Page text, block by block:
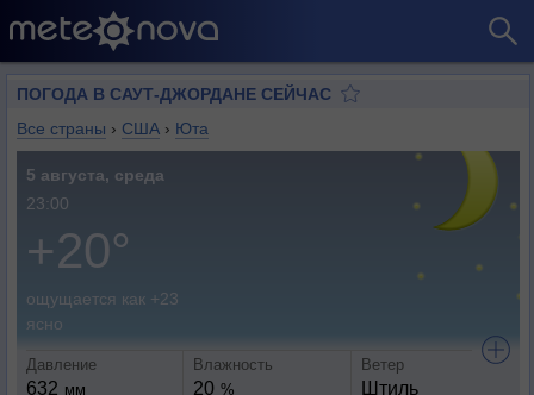
ПОГОДА В САУТ-ДЖОРДАНЕ СЕЙЧАС
Все страны › США › Юта
5 августа, среда
23:00
+20°
ощущается как +23
ясно
Давление
632 мм
Влажность
20 %
Ветер
Штиль